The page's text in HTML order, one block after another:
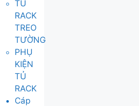
TỦ
RACK
TREO
TƯỜNG
PHỤ
KIỆN
TỦ
RACK
Cáp